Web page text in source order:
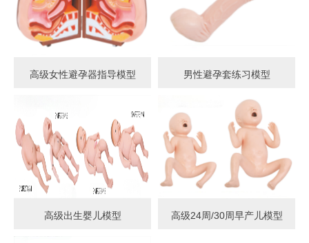
高级女性避孕器指导模型 男性避孕套练习模型
高级出生婴儿模型 高级24周/30周早产儿模型